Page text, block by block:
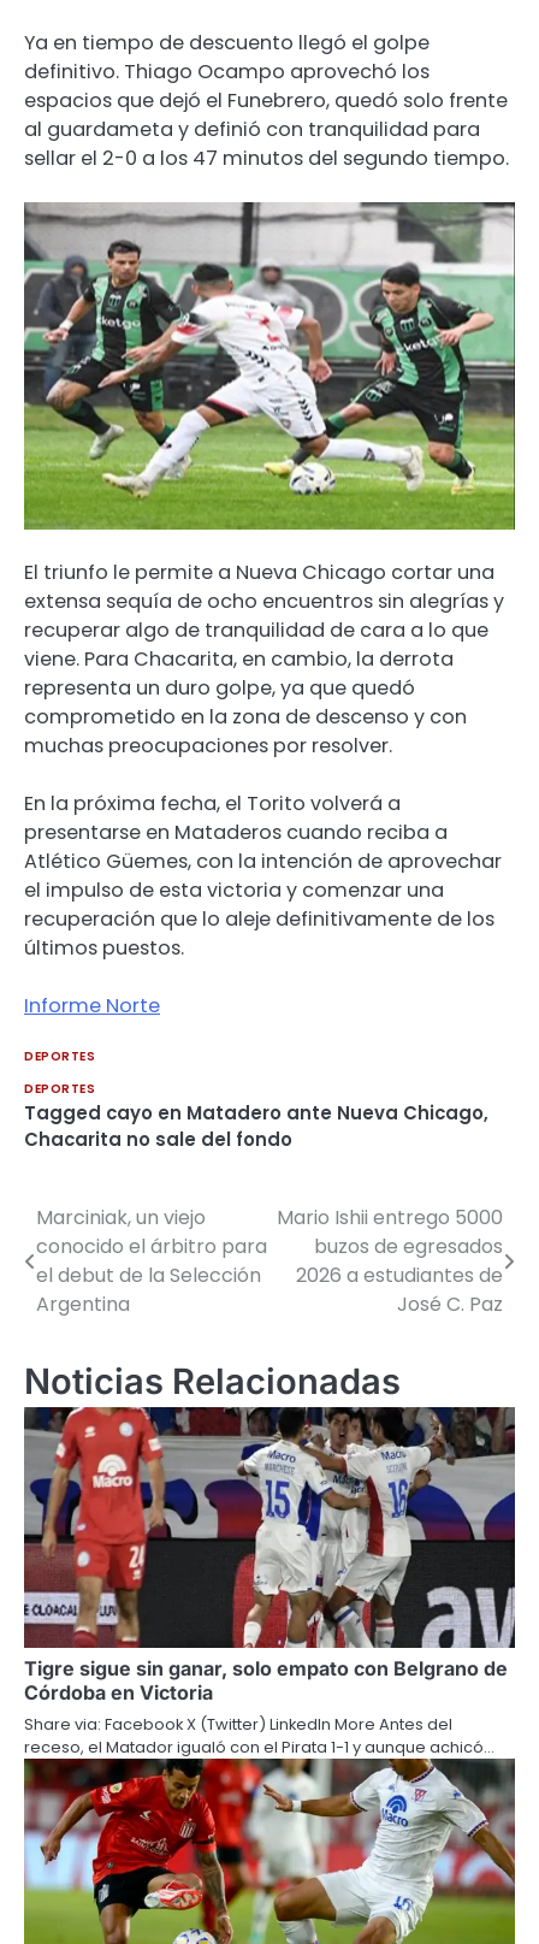
Ya en tiempo de descuento llegó el golpe
definitivo. Thiago Ocampo aprovechó los
espacios que dejó el Funebrero, quedó solo frente
al guardameta y definió con tranquilidad para
sellar el 2-0 a los 47 minutos del segundo tiempo.
El triunfo le permite a Nueva Chicago cortar una
extensa sequía de ocho encuentros sin alegrías y
recuperar algo de tranquilidad de cara a lo que
viene. Para Chacarita, en cambio, la derrota
representa un duro golpe, ya que quedó
comprometido en la zona de descenso y con
muchas preocupaciones por resolver.
En la próxima fecha, el Torito volverá a
presentarse en Mataderos cuando reciba a
Atlético Güemes, con la intención de aprovechar
el impulso de esta victoria y comenzar una
recuperación que lo aleje definitivamente de los
últimos puestos.
Informe Norte
DEPORTES
DEPORTES
Tagged cayo en Matadero ante Nueva Chicago,
Chacarita no sale del fondo
Navegación
de
entradas
Marciniak, un viejo
conocido el árbitro para
el debut de la Selección
Argentina
Mario Ishii entrego 5000
buzos de egresados
2026 a estudiantes de
José C. Paz
Noticias Relacionadas
Tigre sigue sin ganar, solo empato con Belgrano de
Córdoba en Victoria
Share via: Facebook X (Twitter) LinkedIn More Antes del
receso, el Matador igualó con el Pirata 1-1 y aunque achicó…